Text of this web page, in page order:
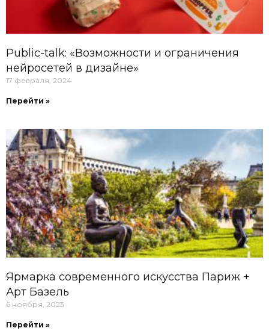
Public-talk: «Возможности и ограничения
нейросетей в дизайне»
17 февраля, 2024
Перейти »
Ярмарка современного искусства Париж +
Арт Базель
6 ноября, 2023
Перейти »